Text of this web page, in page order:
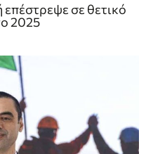
σε θετικό
2025